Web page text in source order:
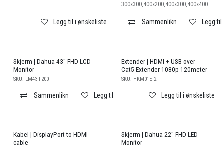
Legg til i ønskeliste
300x300,400x200,400x300,400x400
Sammenlikn Legg
Skjerm | Dahua 43" FHD LCD
Monitor
SKU: LM43-F200
Sammenlikn Legg til i ønskeliste
Extender | HDMI + USB over
Cat5 Extender 1080p 120meter
SKU: HKM01E-2
Legg til i ønskeliste
Kabel | DisplayPort to HDMI
cable
Skjerm | Dahua 22'' FHD LED
Monitor